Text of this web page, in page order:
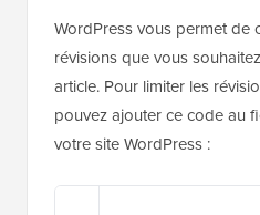
WordPress vous permet de
révisions que vous
article. Pour limiter les
pouvez ajouter ce code au
votre site WordPress :